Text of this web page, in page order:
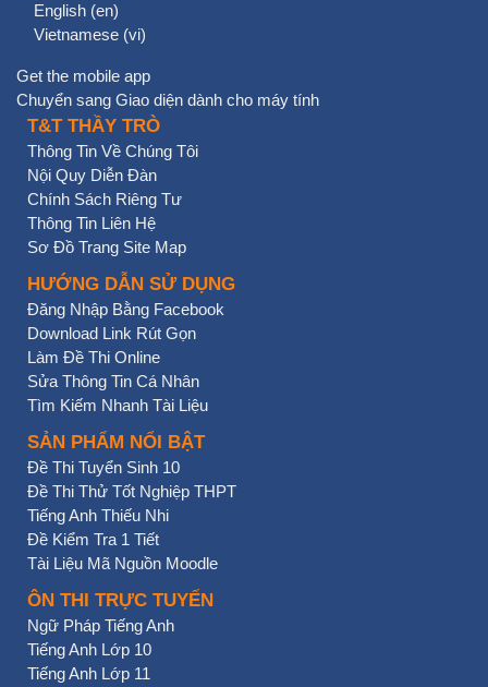
English ‎(en)‎
Vietnamese ‎(vi)‎
Get the mobile app
Chuyển sang Giao diện dành cho máy tính
T&T THẦY TRÒ
Thông Tin Về Chúng Tôi
Nội Quy Diễn Đàn
Chính Sách Riêng Tư
Thông Tin Liên Hệ
Sơ Đồ Trang Site Map
HƯỚNG DẪN SỬ DỤNG
Đăng Nhập Bằng Facebook
Download Link Rút Gọn
Làm Đề Thi Online
Sửa Thông Tin Cá Nhân
Tìm Kiếm Nhanh Tài Liệu
SẢN PHẨM NỔI BẬT
Đề Thi Tuyển Sinh 10
Đề Thi Thử Tốt Nghiệp THPT
Tiếng Anh Thiếu Nhi
Đề Kiểm Tra 1 Tiết
Tài Liệu Mã Nguồn Moodle
ÔN THI TRỰC TUYẾN
Ngữ Pháp Tiếng Anh
Tiếng Anh Lớp 10
Tiếng Anh Lớp 11